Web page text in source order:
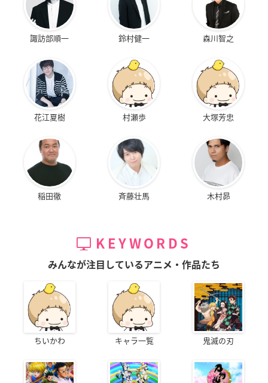
諏訪部順一 鈴村健一 森川智之
花江夏樹 村瀬歩 大塚芳忠
稲田徹 斉藤壮馬 木村昴
KEYWORDS
みんなが注目しているアニメ・作品たち
ちいかわ キャラ一覧 鬼滅の刃